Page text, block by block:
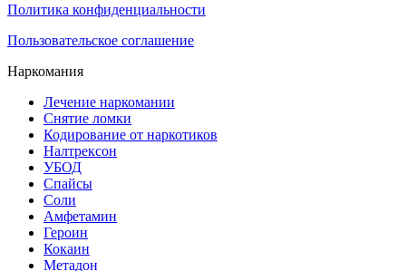
Политика конфиденциальности
Пользовательское соглашение
Наркомания
Лечение наркомании
Снятие ломки
Кодирование от наркотиков
Налтрексон
УБОД
Спайсы
Соли
Амфетамин
Героин
Кокаин
Метадон